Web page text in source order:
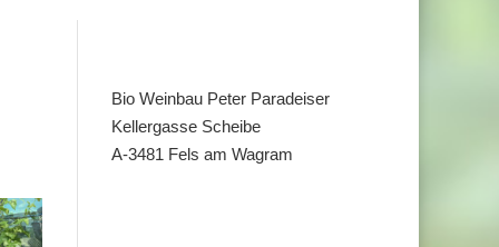
Bio Weinbau Peter Paradeiser
Kellergasse Scheibe
A-3481 Fels am Wagram